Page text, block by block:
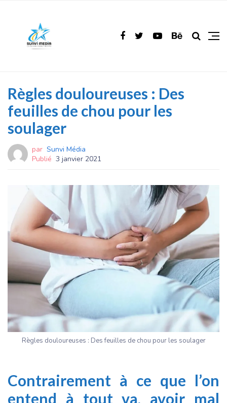
Règles douloureuses : Des
feuilles de chou pour les
soulager
par Sunvi Média
Publié 3 janvier 2021
Règles douloureuses : Des feuilles de chou pour les soulager
Contrairement à ce que l’on
entend à tout va, avoir mal